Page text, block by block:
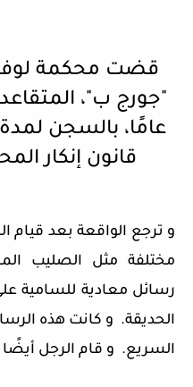
قضت محكمة لوفين
عامًا، بالسجن
قانون إنكار
و ترجع الواقعة بعد قيام
مختلفة مثل الصليب
رسائل معادية للسامية
الحديقة. و كانت هذه
السريع. و قام الرجل أيضًا